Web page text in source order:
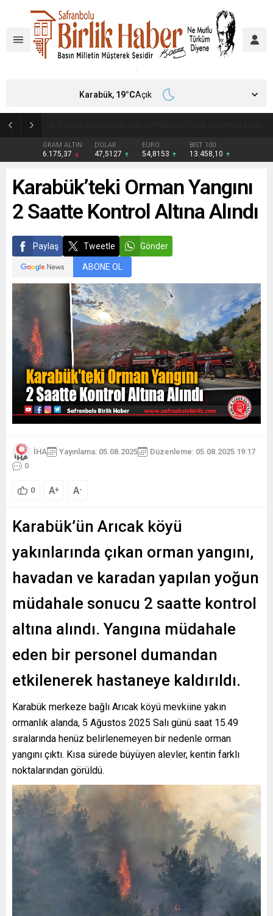
GRAM ALTIN
6.175,37
DOLAR
47,5127
EURO
54,8153
BIST 100
13.458,10
Karabük, 19°CAçık
Karabük’teki Orman Yangını
2 Saatte Kontrol Altına Alındı
Paylaş Tweetle Gönder
ABONE OL
İHA Yayınlama: 05.08.2025
Düzenleme: 05.08.2025 19:17
0
0 A+ A-
Karabük’ün Arıcak köyü
yakınlarında çıkan orman yangını,
havadan ve karadan yapılan yoğun
müdahale sonucu 2 saatte kontrol
altına alındı. Yangına müdahale
eden bir personel dumandan
etkilenerek hastaneye kaldırıldı.
Karabük merkeze bağlı Arıcak köyü mevkiine yakın
ormanlık alanda, 5 Ağustos 2025 Salı günü saat 15.49
sıralarında henüz belirlenemeyen bir nedenle orman
yangını çıktı. Kısa sürede büyüyen alevler, kentin farklı
noktalarından görüldü.